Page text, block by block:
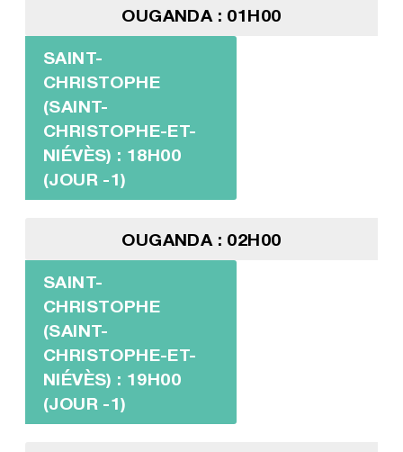
OUGANDA : 01H00
SAINT-
CHRISTOPHE
(SAINT-
CHRISTOPHE-ET-
NIÉVÈS) : 18H00
(JOUR -1)
OUGANDA : 02H00
SAINT-
CHRISTOPHE
(SAINT-
CHRISTOPHE-ET-
NIÉVÈS) : 19H00
(JOUR -1)